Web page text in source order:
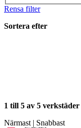
Rensa filter
Sortera efter
1 till 5 av 5 verkstäder
Närmast | Snabbast